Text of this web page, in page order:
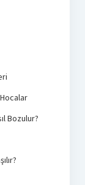
Bozulur?